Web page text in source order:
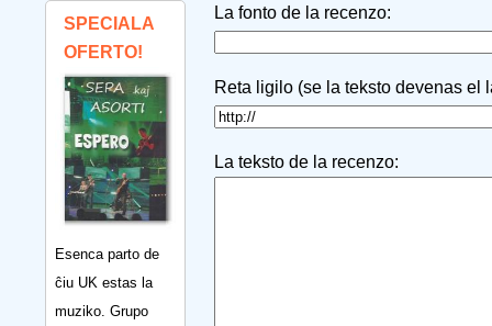
SPECIALA
OFERTO!
Esenca parto de
ĉiu UK estas la
muziko. Grupo
La fonto de la recenzo:
Reta ligilo (se la teksto devenas el
La teksto de la recenzo: